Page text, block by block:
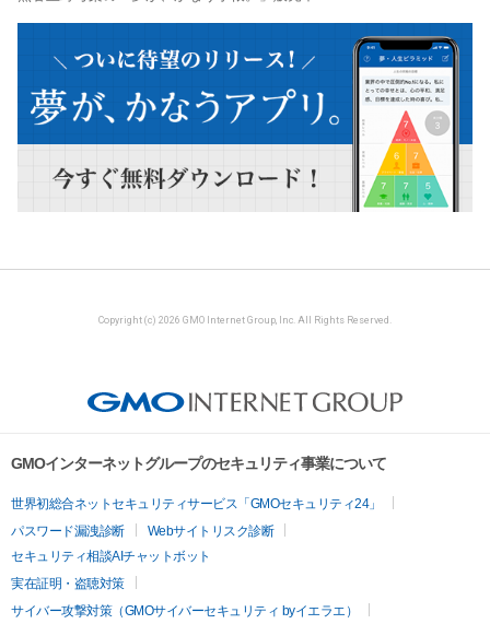
Copyright (c) 2026 GMO Internet Group, Inc. All Rights Reserved.
GMOインターネットグループのセキュリティ事業について
世界初総合ネットセキュリティサービス「GMOセキュリティ24」
パスワード漏洩診断
Webサイトリスク診断
セキュリティ相談AIチャットボット
実在証明・盗聴対策
サイバー攻撃対策（GMOサイバーセキュリティ byイエラエ）